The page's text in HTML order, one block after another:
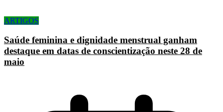
ARTIGOS
Saúde feminina e dignidade menstrual ganham
destaque em datas de conscientização neste 28 de
maio